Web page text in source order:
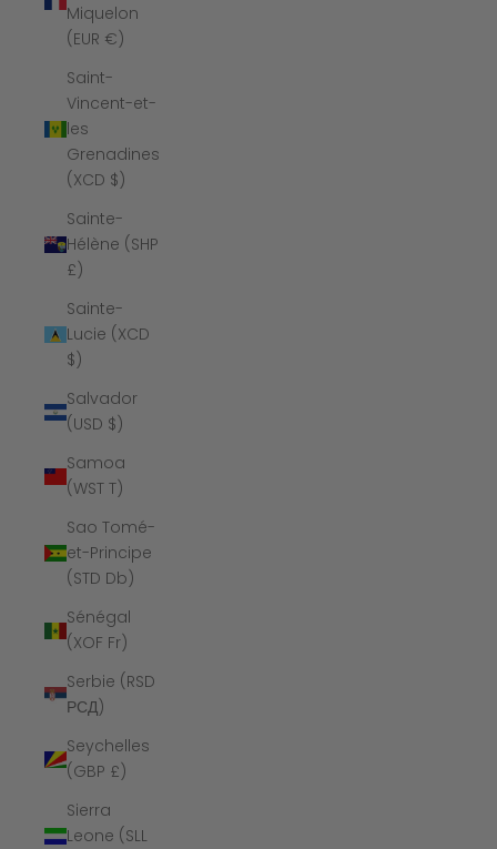
Miquelon
(EUR €)
Saint-
Vincent-et-
les
Grenadines
(XCD $)
Sainte-
Hélène (SHP
£)
Sainte-
Lucie (XCD
$)
Salvador
(USD $)
Samoa
(WST T)
Sao Tomé-
et-Principe
(STD Db)
Sénégal
(XOF Fr)
Serbie (RSD
РСД)
Seychelles
(GBP £)
Sierra
Leone (SLL